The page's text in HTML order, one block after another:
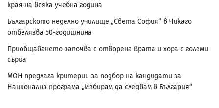
края на всяка учебна година
Българското неделно училище „Света София“ в Чикаго
отбелязва 50-годишнина
Приобщаването започва с отворена врата и хора с големи
сърца
МОН предлага критерии за подбор на кандидати за
Национална програма „Избирам да следвам в България“